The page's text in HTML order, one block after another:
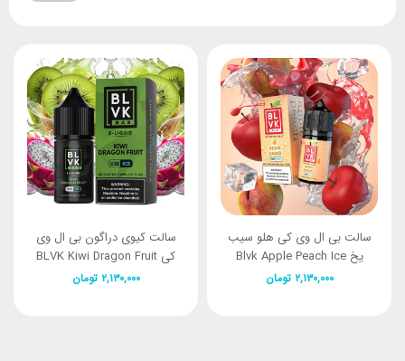
سالت بی ال وی کی هلو سیب
یخ Blvk Apple Peach Ice
30MLتومان۲,۱۳۰,۰۰۰
سالت کیوی دراگون بی ال وی
کی BLVK Kiwi Dragon Fruit
Ice 30mlتومان۲,۱۳۰,۰۰۰